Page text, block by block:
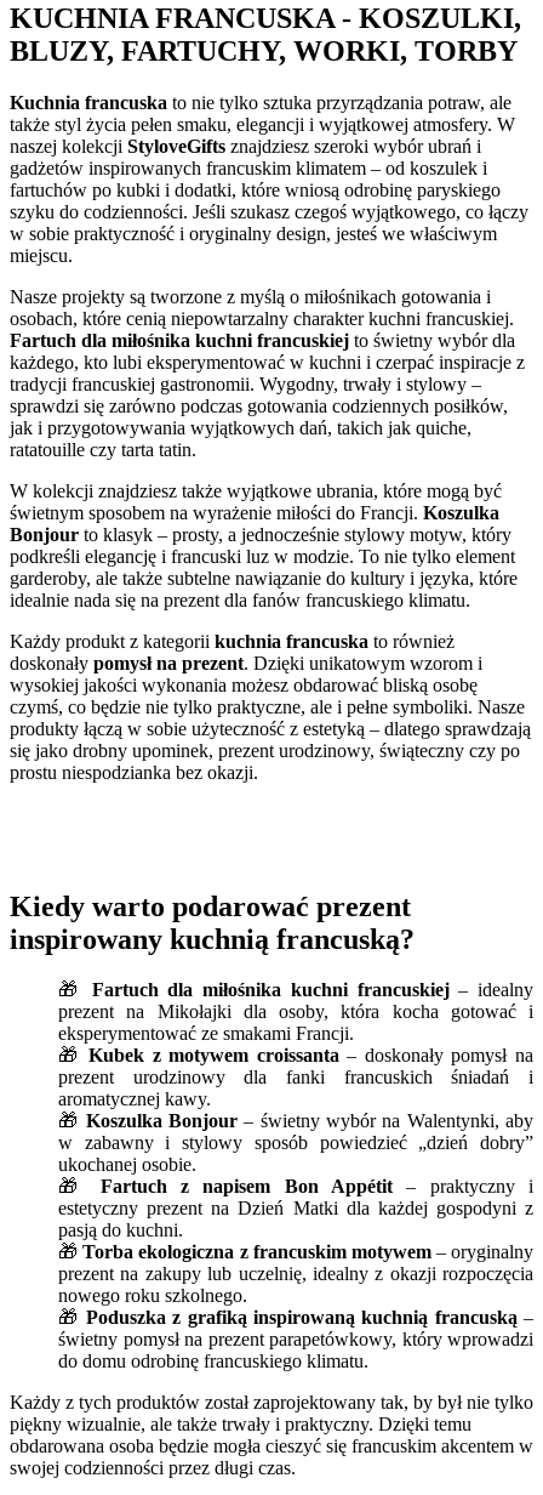
KUCHNIA FRANCUSKA - KOSZULKI,
BLUZY, FARTUCHY, WORKI, TORBY
Kuchnia francuska to nie tylko sztuka przyrządzania potraw, ale
także styl życia pełen smaku, elegancji i wyjątkowej atmosfery. W
naszej kolekcji StyloveGifts znajdziesz szeroki wybór ubrań i
gadżetów inspirowanych francuskim klimatem – od koszulek i
fartuchów po kubki i dodatki, które wniosą odrobinę paryskiego
szyku do codzienności. Jeśli szukasz czegoś wyjątkowego, co łączy
w sobie praktyczność i oryginalny design, jesteś we właściwym
miejscu.
Nasze projekty są tworzone z myślą o miłośnikach gotowania i
osobach, które cenią niepowtarzalny charakter kuchni francuskiej.
Fartuch dla miłośnika kuchni francuskiej to świetny wybór dla
każdego, kto lubi eksperymentować w kuchni i czerpać inspiracje z
tradycji francuskiej gastronomii. Wygodny, trwały i stylowy –
sprawdzi się zarówno podczas gotowania codziennych posiłków,
jak i przygotowywania wyjątkowych dań, takich jak quiche,
ratatouille czy tarta tatin.
W kolekcji znajdziesz także wyjątkowe ubrania, które mogą być
świetnym sposobem na wyrażenie miłości do Francji. Koszulka
Bonjour to klasyk – prosty, a jednocześnie stylowy motyw, który
podkreśli elegancję i francuski luz w modzie. To nie tylko element
garderoby, ale także subtelne nawiązanie do kultury i języka, które
idealnie nada się na prezent dla fanów francuskiego klimatu.
Każdy produkt z kategorii kuchnia francuska to również
doskonały pomysł na prezent. Dzięki unikatowym wzorom i
wysokiej jakości wykonania możesz obdarować bliską osobę
czymś, co będzie nie tylko praktyczne, ale i pełne symboliki. Nasze
produkty łączą w sobie użyteczność z estetyką – dlatego sprawdzają
się jako drobny upominek, prezent urodzinowy, świąteczny czy po
prostu niespodzianka bez okazji.
Kiedy warto podarować prezent
inspirowany kuchnią francuską?
🎁 Fartuch dla miłośnika kuchni francuskiej– idealny
prezent na Mikołajki dla osoby, która kocha gotować i
eksperymentować ze smakami Francji.
🎁Kubek z motywem croissanta– doskonały pomysł na
prezent urodzinowy dla fanki francuskich śniadań i
aromatycznej kawy.
🎁 Koszulka Bonjour – świetny wybór na Walentynki, aby
w zabawny i stylowy sposób powiedzieć „dzień dobry”
ukochanej osobie.
🎁 Fartuch z napisem Bon Appétit– praktyczny i
estetyczny prezent na Dzień Matki dla każdej gospodyni z
pasją do kuchni.
🎁Torba ekologiczna z francuskim motywem– oryginalny
prezent na zakupy lub uczelnię, idealny z okazji rozpoczęcia
nowego roku szkolnego.
🎁 Poduszka z grafiką inspirowaną kuchnią francuską–
świetny pomysł na prezent parapetówkowy, który wprowadzi
do domu odrobinę francuskiego klimatu.
Każdy z tych produktów został zaprojektowany tak, by był nie tylko
piękny wizualnie, ale także trwały i praktyczny. Dzięki temu
obdarowana osoba będzie mogła cieszyć się francuskim akcentem w
swojej codzienności przez długi czas.